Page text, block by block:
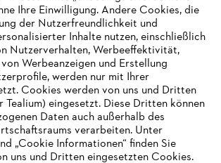
Ihre Einwilligung. Andere Cookies, die
der Nutzerfreundlichkeit und
Inhalte nutzen, einschließlich
Nutzerverhalten, Werbeeffektivität,
Werbeanzeigen und Erstellung
werden nur mit Ihrer
Cookies werden von uns und Dritten
Tealium) eingesetzt. Diese Dritten können
Daten auch außerhalb des
verarbeiten. Unter
„Cookie Informationen“ finden Sie
uns und Dritten eingesetzten Cookies.